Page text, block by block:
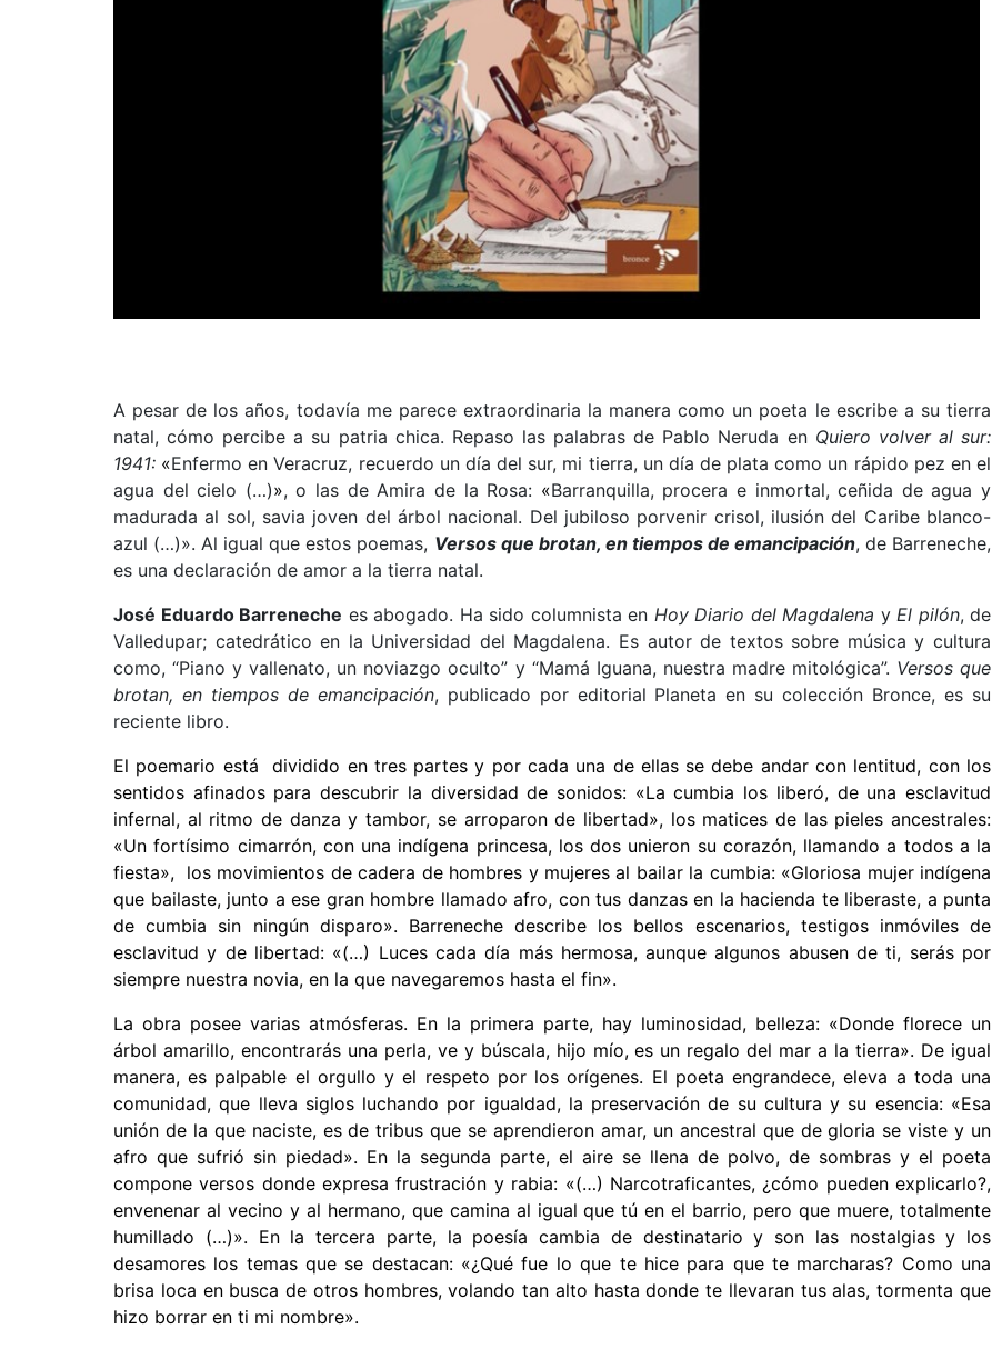
A pesar de los años, todavía me parece extraordinaria la manera como un poeta le escribe a su tierra
natal, cómo percibe a su patria chica. Repaso las palabras de Pablo Neruda en Quiero volver al sur:
1941: «Enfermo en Veracruz, recuerdo un día del sur, mi tierra, un día de plata como un rápido pez en el
agua del cielo (…)», o las de Amira de la Rosa: «Barranquilla, procera e inmortal, ceñida de agua y
madurada al sol, savia joven del árbol nacional. Del jubiloso porvenir crisol, ilusión del Caribe blanco-
azul (…)». Al igual que estos poemas, Versos que brotan, en tiempos de emancipación, de Barreneche,
es una declaración de amor a la tierra natal.
José Eduardo Barreneche es abogado. Ha sido columnista en Hoy Diario del Magdalena y El pilón, de
Valledupar; catedrático en la Universidad del Magdalena. Es autor de textos sobre música y cultura
como, “Piano y vallenato, un noviazgo oculto” y “Mamá Iguana, nuestra madre mitológica”. Versos que
brotan, en tiempos de emancipación, publicado por editorial Planeta en su colección Bronce, es su
reciente libro.
El poemario está dividido en tres partes y por cada una de ellas se debe andar con lentitud, con los
sentidos afinados para descubrir la diversidad de sonidos: «La cumbia los liberó, de una esclavitud
infernal, al ritmo de danza y tambor, se arroparon de libertad», los matices de las pieles ancestrales:
«Un fortísimo cimarrón, con una indígena princesa, los dos unieron su corazón, llamando a todos a la
fiesta», los movimientos de cadera de hombres y mujeres al bailar la cumbia: «Gloriosa mujer indígena
que bailaste, junto a ese gran hombre llamado afro, con tus danzas en la hacienda te liberaste, a punta
de cumbia sin ningún disparo». Barreneche describe los bellos escenarios, testigos inmóviles de
esclavitud y de libertad: «(…) Luces cada día más hermosa, aunque algunos abusen de ti, serás por
siempre nuestra novia, en la que navegaremos hasta el fin».
La obra posee varias atmósferas. En la primera parte, hay luminosidad, belleza: «Donde florece un
árbol amarillo, encontrarás una perla, ve y búscala, hijo mío, es un regalo del mar a la tierra». De igual
manera, es palpable el orgullo y el respeto por los orígenes. El poeta engrandece, eleva a toda una
comunidad, que lleva siglos luchando por igualdad, la preservación de su cultura y su esencia: «Esa
unión de la que naciste, es de tribus que se aprendieron amar, un ancestral que de gloria se viste y un
afro que sufrió sin piedad». En la segunda parte, el aire se llena de polvo, de sombras y el poeta
compone versos donde expresa frustración y rabia: «(…) Narcotraficantes, ¿cómo pueden explicarlo?,
envenenar al vecino y al hermano, que camina al igual que tú en el barrio, pero que muere, totalmente
humillado (…)». En la tercera parte, la poesía cambia de destinatario y son las nostalgias y los
desamores los temas que se destacan: «¿Qué fue lo que te hice para que te marcharas? Como una
brisa loca en busca de otros hombres, volando tan alto hasta donde te llevaran tus alas, tormenta que
hizo borrar en ti mi nombre».